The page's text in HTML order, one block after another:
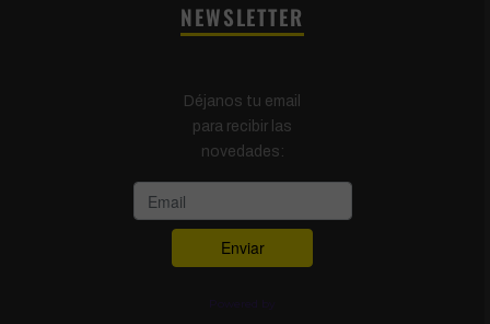
NEWSLETTER
Déjanos tu email
para recibir las
novedades: